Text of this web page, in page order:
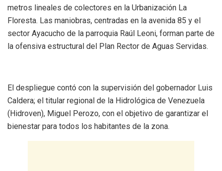
metros lineales de colectores en la Urbanización La
Floresta. Las maniobras, centradas en la avenida 85 y el
sector Ayacucho de la parroquia Raúl Leoni, forman parte de
la ofensiva estructural del Plan Rector de Aguas Servidas.
El despliegue contó con la supervisión del gobernador Luis
Caldera; el titular regional de la Hidrológica de Venezuela
(Hidroven), Miguel Perozo, con el objetivo de garantizar el
bienestar para todos los habitantes de la zona.